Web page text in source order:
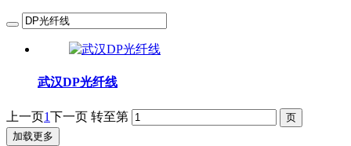
武汉DP光纤线
上一页1下一页 转至第
加载更多